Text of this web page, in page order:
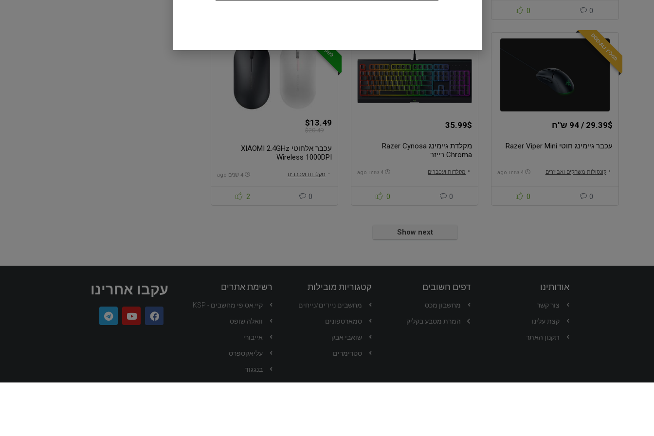
0 0
מ
מ
ל
י
ץ
D
O
D
-
A
L
I
29.39$ / 94 ש"ח
עכבר גיימינג חוטי Razer Viper Mini
קונסולות משחקים ואביזרים 4 שנים ago
0 0
35.99$
מקלדת גיימינג Razer Cynosa
Chroma רייזר
מקלדות ועכברים 4 שנים ago
0 0
לזמן מוגבל!
$13.49
$20.49
עכבר אלחוטי XIAOMI 2.4GHz
Wireless 1000DPI
מקלדות ועכברים 4 שנים ago
2 0
Show next
אודותינו
צור קשר
קצת עלינו
תקנון האתר
דפים חשובים
מחשבון מכס
המרת מטבע בקליק
קטגוריות מובילות
מחשבים ניידים/נייחים
סמארטפונים
שואבי אבק
סטרימרים
רשימת אתרים
קיי.אס.פי מחשבים - KSP
וואלה שופס
אייבורי
עליאקספרס
בנגגוד
עקבו אחרינו